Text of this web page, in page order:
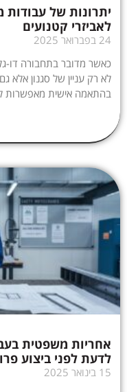
יתרונות של
לאביזרי קטנועים
24 בפברואר 2025
כאשר מדובר בתחבורה דו-
לא רק עניין של סגנון אלא
בהתאמה אישית מאפשרות
אחריות משפטית
לדעת לפני ביצוע
15 בינואר 2025